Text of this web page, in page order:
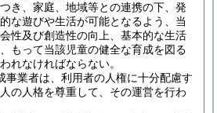
き、家庭、地域等との連携の下、発
な遊びや生活が可能となるよう、当
性及び創造性の向上、基本的な生活
もって当該児童の健全な育成を図る
れなければならない。
事業者は、利用者の人権に十分配慮す
の人格を尊重して、その運営を行わ